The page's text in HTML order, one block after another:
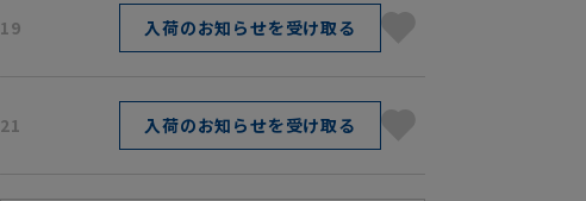
19 入荷のお知らせを受け取る
21 入荷のお知らせを受け取る